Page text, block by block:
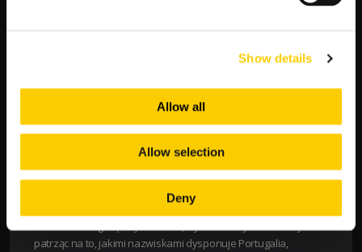
Show details
Allow all
Allow selection
Deny
kwietnia. Obejmuje ona kibiców reprezentacji, które awansują
MECZE REPREZENTACJI PORTUGALII
Reprezentacja Portugalii rozpocznie swoją przygodę na EURO
2024 dopiero 18 czerwca, 2024 roku. Mecz z Czechami
zapowiada się niezwykle interesująco, ponieważ Czesi potrafią
zaskakiwać na boisku, o czym przekonała się między innymi,
patrząc na to, jakimi nazwiskami dysponuje Portugalia,